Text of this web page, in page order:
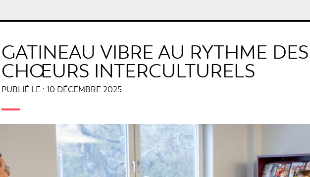
GATINEAU VIBRE AU RYTHME DES
CHŒURS INTERCULTURELS
PUBLIÉ LE : 10 DÉCEMBRE 2025